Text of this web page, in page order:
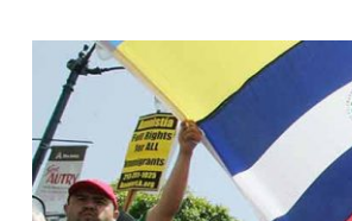
Estudio
crecimiento
poblacional
y